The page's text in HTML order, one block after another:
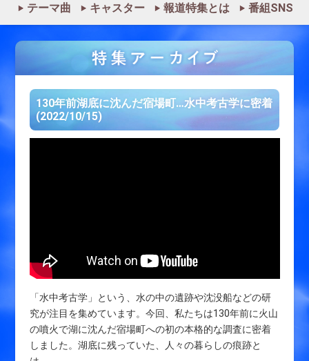
テーマ曲 キャスター 報道特集とは 番組SNS
130年前湖底に沈んだ宿場町…水中考古学に密着
(2022/10/15)
「水中考古学」という、水の中の遺跡や沈没船などの研
究が注目を集めています。今回、私たちは130年前に火山
の噴火で湖に沈んだ宿場町への初の本格的な調査に密着
しました。湖底に残っていた、人々の暮らしの痕跡と